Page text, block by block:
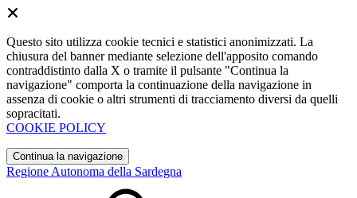
Questo sito utilizza cookie tecnici e statistici anonimizzati. La
chiusura del banner mediante selezione dell'apposito comando
contraddistinto dalla X o tramite il pulsante "Continua la
navigazione" comporta la continuazione della navigazione in
assenza di cookie o altri strumenti di tracciamento diversi da quelli
sopracitati.
COOKIE POLICY
Continua la navigazione
Regione Autonoma della Sardegna